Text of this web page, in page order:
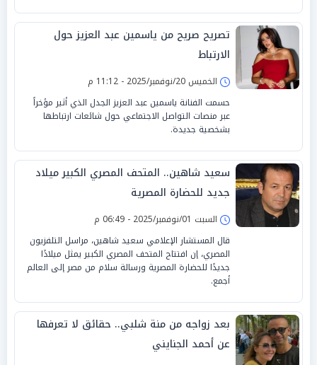
تصريح صريح من ياسمين عبد العزيز حول
الارتباط
الخميس 20/نوفمبر/2025 - 11:12 م
حسمت الفنانة ياسمين عبد العزيز الجدل الذي أثير مؤخراً
عبر منصات التواصل الاجتماعي حول شائعات ارتباطها
بشخصية جديدة.
سعيد شاهين.. المتحف المصري الكبير ميلاد
جديد للحضارة المصرية
السبت 01/نوفمبر/2025 - 06:49 م
قال المستشار الإعلامي سعيد شاهين، مراسل التلفزيون
المصري، إن افتتاح المتحف المصري الكبير يمثل ميلادًا
جديدًا للحضارة المصرية ورسالة سلام من مصر إلى العالم
أجمع.
بعد زواجه من منة شلبي.. حقائق لا تعرفها
عن أحمد الجنايني